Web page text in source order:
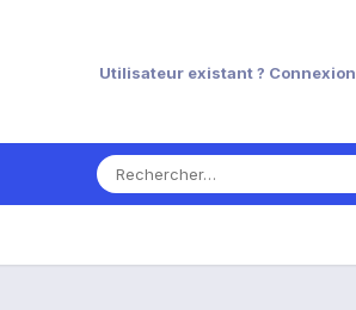
Utilisateur existant ? Connexion